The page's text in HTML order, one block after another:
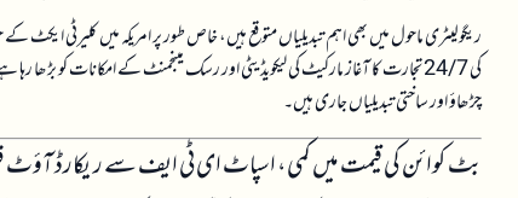
ریگولیٹری ماحول میں بھی اہم تبدیلیاں متوقع ہیں، خاص طور پر امریکہ میں کلیرٹی
کی 24/7 تجارت کا آغاز مارکیٹ کی لیکویڈیٹی اور رسک مینجمنٹ کے امکانات کو
چڑھاؤ اور ساختی تبدیلیاں جاری ہیں۔
بٹ کوائن کی قیمت میں کمی، اسپاٹ ای ٹی ایف سے ریکارڈ آؤٹ